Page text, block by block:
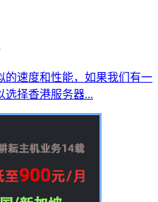
的速度和性能，如果我们有一
选择香港服务器...